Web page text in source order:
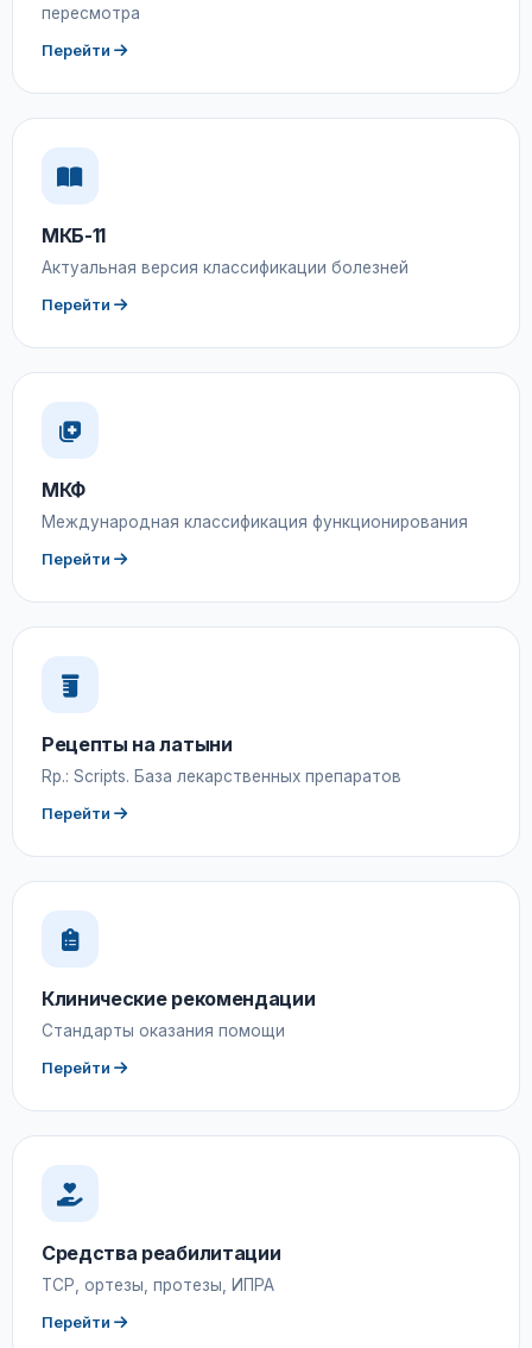
пересмотра
Перейти
МКБ-11
Актуальная версия классификации болезней
Перейти
МКФ
Международная классификация функционирования
Перейти
Рецепты на латыни
Rp.: Scripts. База лекарственных препаратов
Перейти
Клинические рекомендации
Стандарты оказания помощи
Перейти
Средства реабилитации
ТСР, ортезы, протезы, ИПРА
Перейти